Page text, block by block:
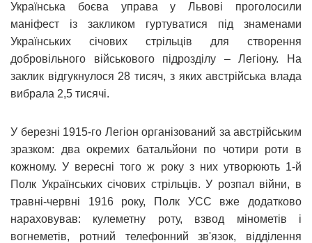
Українська боєва управа у Львові проголосили
маніфест із закликом гуртуватися під знаменами
Українських січових стрільців для створення
добровільного військового підрозділу – Легіону. На
заклик відгукнулося 28 тисяч, з яких австрійська влада
вибрала 2,5 тисячі.
У березні 1915-го Легіон організований за австрійським
зразком: два окремих батальйони по чотири роти в
кожному. У вересні того ж року з них утворюють 1-й
Полк Українських січових стрільців. У розпал війни, в
травні-червні 1916 року, Полк УСС вже додатково
нараховував: кулеметну роту, взвод мінометів і
вогнеметів, ротний телефонний зв'язок, відділення